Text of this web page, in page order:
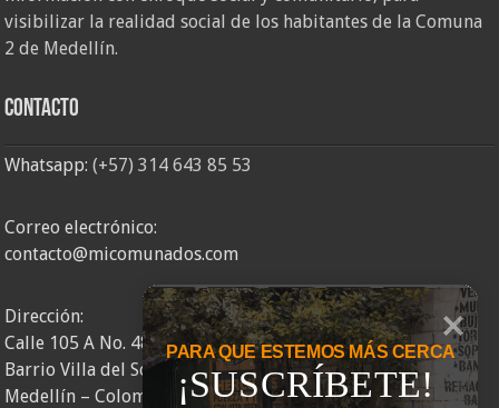
visibilizar la realidad social de los habitantes de la Comuna
2 de Medellín.
Contacto
Whatsapp:(+57) 314 643 85 53
Correo electrónico:
contacto@micomunados.com
Dirección:
Calle 105 A No. 48AA – 58
Barrio Villa del Socorro
Medellín – Colombia
PARA QUE ESTEMOS MÁS CERCA
¡SUSCRÍBETE!